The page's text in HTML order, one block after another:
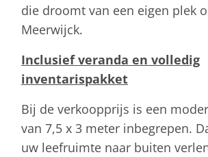
die droomt van een eigen plek
Meerwijck.
Inclusief veranda en volledig
inventarispakket
Bij de verkoopprijs is een
van 7,5 x 3 meter inbegrepen.
uw leefruimte naar buiten